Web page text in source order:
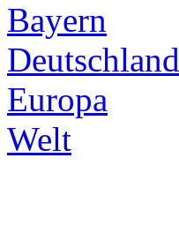
Bayern
Deutschland
Europa
Welt